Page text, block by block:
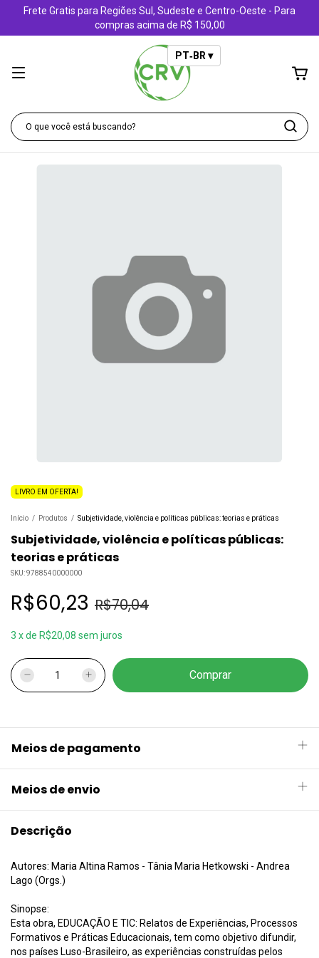
Frete Gratis para Regiões Sul, Sudeste e Centro-Oeste - Para
compras acima de R$ 150,00
PT‑BR ▾
LIVRO EM OFERTA!
Início / Produtos / Subjetividade, violência e políticas públicas: teorias e práticas
Subjetividade, violência e políticas públicas:
teorias e práticas
SKU:9788540000000
R$60,23 R$70,04
3 xde R$20,08 sem juros
Meios de pagamento
Meios de envio
Descrição
Autores: Maria Altina Ramos - Tânia Maria Hetkowski - Andrea
Lago (Orgs.)
Sinopse:
Esta obra, EDUCAÇÃO E TIC: Relatos de Experiências, Processos
Formativos e Práticas Educacionais, tem como objetivo difundir,
nos países Luso-Brasileiro, as experiências construídas pelos